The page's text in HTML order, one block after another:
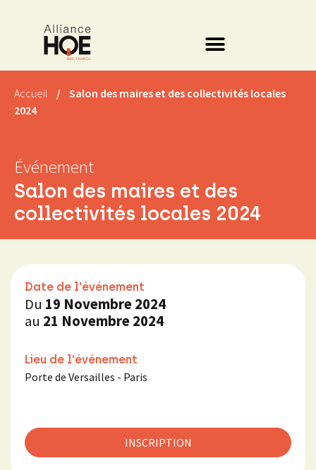
Accueil /
Salon des maires et des collectivités locales
2024
Événement
Salon des maires et des
collectivités locales 2024
Date de l'événement
Du 19 Novembre 2024
au 21 Novembre 2024
Lieu de l'événement
Porte de Versailles - Paris
INSCRIPTION